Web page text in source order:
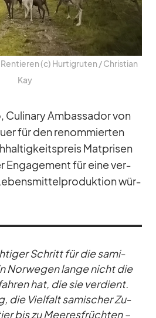
(c) Hur­tig­ru­ten /​ Chris­tian
Kay
Cu­linary Am­bassa­dor von
für den re­nom­mier­ten
Mat­pri­sen
En­ga­ge­ment für eine ver­
wür­
Schritt für die sa­mi­
Nor­we­gen lange nicht die
hat, die sie ver­dient.
die Viel­falt sa­mi­scher Zu­
bis zu Mee­res­früch­ten –